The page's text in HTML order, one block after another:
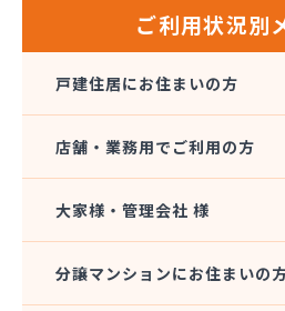
(株)TOKAI 横浜支店
(株)TOKAI 相模原支店
(株)アオヤギ
(株)アンドウ 西谷営業所
(株)アンドウ 菅田店
(株)エコタ
ご利用状況別
戸建住居にお住まいの方
店舗・業務用でご利用の方
大家様・管理会社 様
分譲マンションにお住まいの